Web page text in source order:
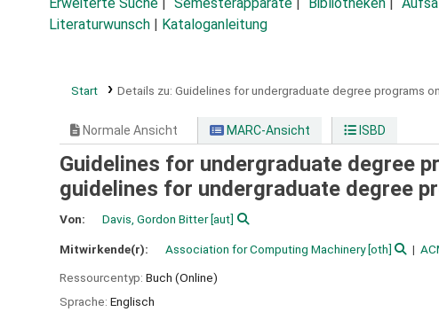
Erweiterte Suche Semesterapparate Bibliotheken
Literaturwunsch
Kataloganleitung
Start Details zu: Guidelines for undergraduate degree programs
Normale Ansicht MARC-Ansicht ISBD
Guidelines for undergraduate degree
guidelines for undergraduate degree
Von: Davis, Gordon Bitter[aut]
Mitwirkende(r): Association for Computing Machinery[oth]
Ressourcentyp: Buch (Online)
Sprache: Englisch